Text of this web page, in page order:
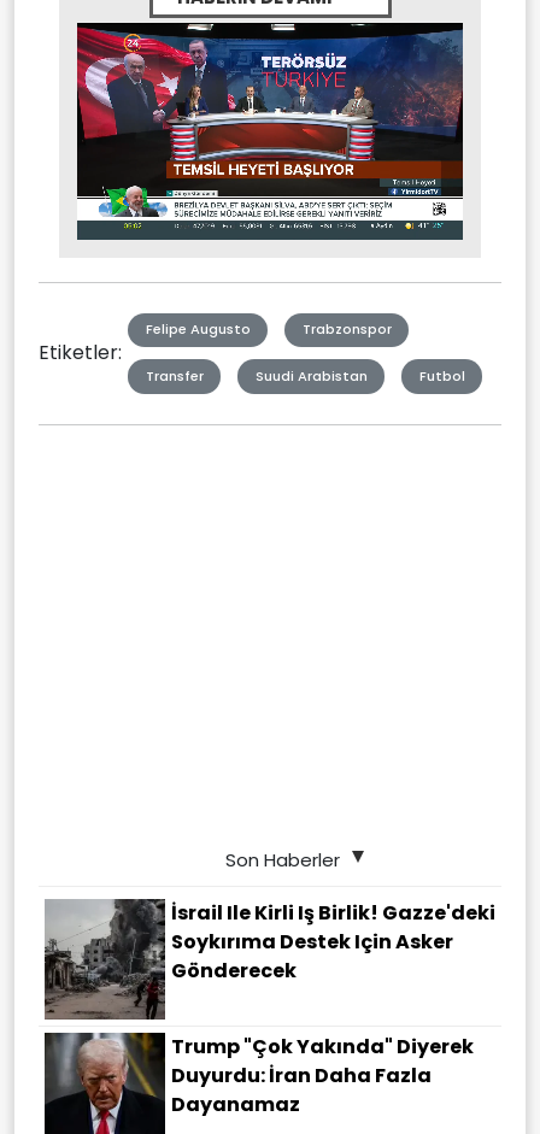
Mute Stream
Etiketler:
Felipe Augusto Trabzonspor
Transfer Suudi Arabistan Futbol
Son Haberler
İsrail Ile Kirli Iş Birlik! Gazze'deki
Soykırıma Destek Için Asker
Gönderecek
Trump "çok Yakında" Diyerek
Duyurdu: İran Daha Fazla
Dayanamaz